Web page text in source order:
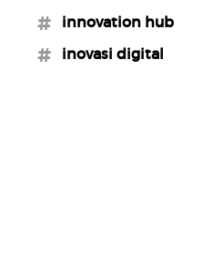
#innovation hub
#inovasi digital